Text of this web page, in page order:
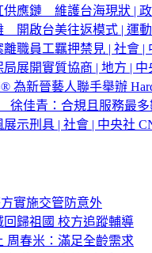
供應鏈 維護台海現狀 |
開啟台美往返模式 | 運
職員工羈押禁見 | 社會 |
展開實質協商 | 地方 | 中
為新晉藝人聯手舉辦
徐佳青：合規且服務最多
示刑具 | 社會 | 中央社
實施交管防意外
歸祖國 校方追蹤輔導
周春米：滿足全齡需求